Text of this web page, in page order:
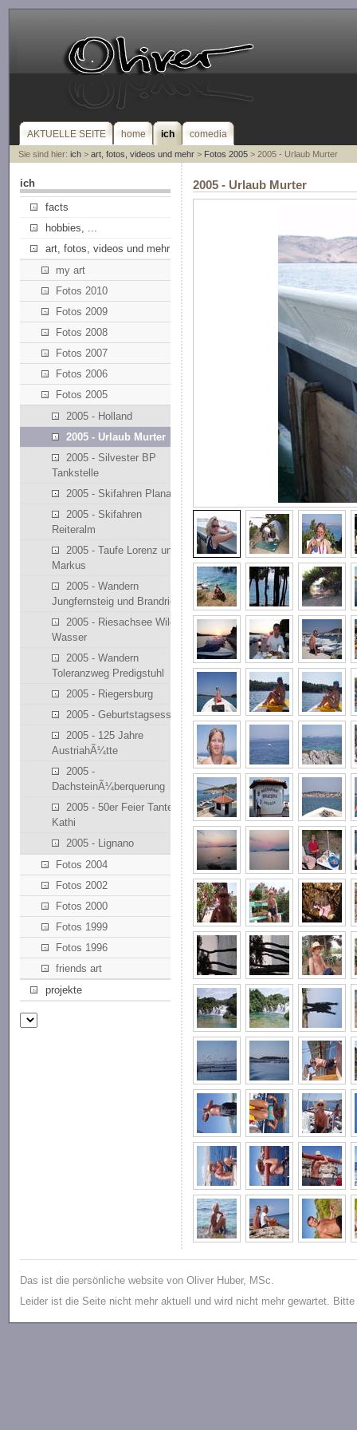
AKTUELLE SEITE home ich comedia
Sie sind hier: ich> art, fotos, videos und mehr> Fotos 2005> 2005 - Urlaub Murter
ich
facts
hobbies, ...
art, fotos, videos und mehr
my art
Fotos 2010
Fotos 2009
Fotos 2008
Fotos 2007
Fotos 2006
Fotos 2005
2005 - Holland
2005 - Urlaub Murter
2005 - Silvester BP
Tankstelle
2005 - Skifahren Planai
2005 - Skifahren
Reiteralm
2005 - Taufe Lorenz und
Markus
2005 - Wandern
Jungfernsteig und Brandriedl
2005 - Riesachsee Wilde
Wasser
2005 - Wandern
Toleranzweg Predigstuhl
2005 - Riegersburg
2005 - Geburtstagsessen
2005 - 125 Jahre
AustriahÃ¼tte
2005 -
DachsteinÃ¼berquerung
2005 - 50er Feier Tante
Kathi
2005 - Lignano
Fotos 2004
Fotos 2002
Fotos 2000
Fotos 1999
Fotos 1996
friends art
projekte
2005 - Urlaub Murter
Das ist die persönliche website von Oliver Huber, MSc.
Leider ist die Seite nicht mehr aktuell und wird nicht mehr gewartet.